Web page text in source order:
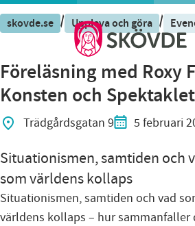
skovde.se / Uppleva och göra /
Föreläsning med Roxy
Konsten och Spektaklet
Trädgårdsgatan 9 5 februari
Situationismen, samtiden och
som världens kollaps
Situationismen, samtiden och vad
världens kollaps – hur sammanfaller